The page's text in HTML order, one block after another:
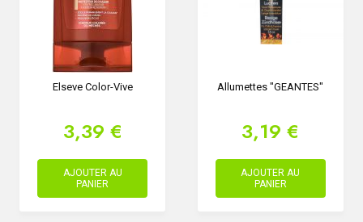
Elseve Color-Vive
3,39 €
AJOUTER AU
PANIER
Allumettes "GEANTES"
3,19 €
AJOUTER AU
PANIER